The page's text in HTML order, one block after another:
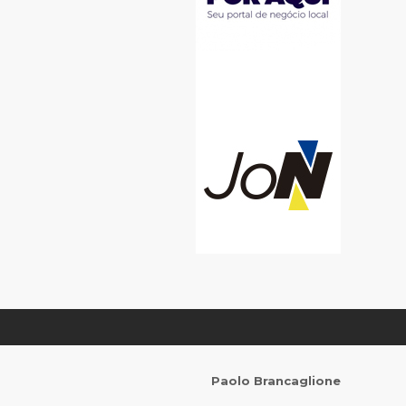
Paolo Brancaglione